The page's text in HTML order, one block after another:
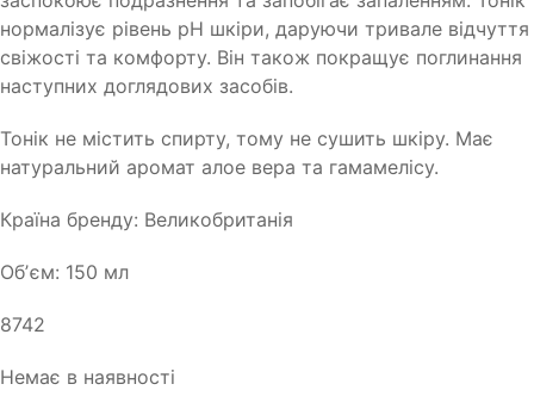
нормалізує рівень pH шкіри, даруючи тривале відчуття
свіжості та комфорту. Він також покращує поглинання
наступних доглядових засобів.
Тонік не містить спирту, тому не сушить шкіру. Має
натуральний аромат алое вера та гамамелісу.
Країна бренду: Великобританія
Обʼєм: 150 мл
8742
Немає в наявності